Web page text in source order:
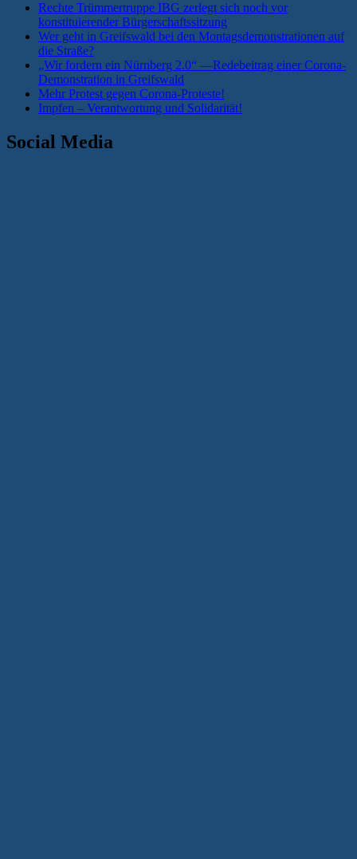
Rechte Trümmertruppe IBG zerlegt sich noch vor
konstituierender Bürgerschaftssitzung
Wer geht in Greifswald bei den Montagsdemonstrationen auf
die Straße?
„Wir fordern ein Nürnberg 2.0“ —Redebeitrag einer Corona-
Demonstration in Greifswald
Mehr Protest gegen Corona-Proteste!
Impfen – Verantwortung und Solidarität!
Social Media